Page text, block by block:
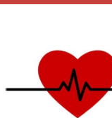
Acuutti